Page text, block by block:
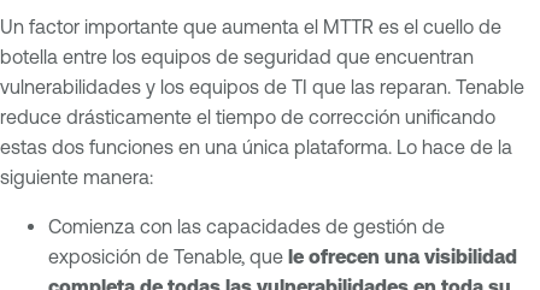
Un factor importante que aumenta el MTTR es el cuello de
botella entre los equipos de seguridad que encuentran
vulnerabilidades y los equipos de TI que las reparan. Tenable
reduce drásticamente el tiempo de corrección unificando
estas dos funciones en una única plataforma. Lo hace de la
siguiente manera:
Comienza con las capacidades de gestión de
exposición de Tenable, que le ofrecen una visibilidad